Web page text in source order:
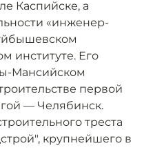
Каспийске, а
«инженер-
институте. Его
Мансийском
первой
— Челябинск.
треста
крупнейшего в